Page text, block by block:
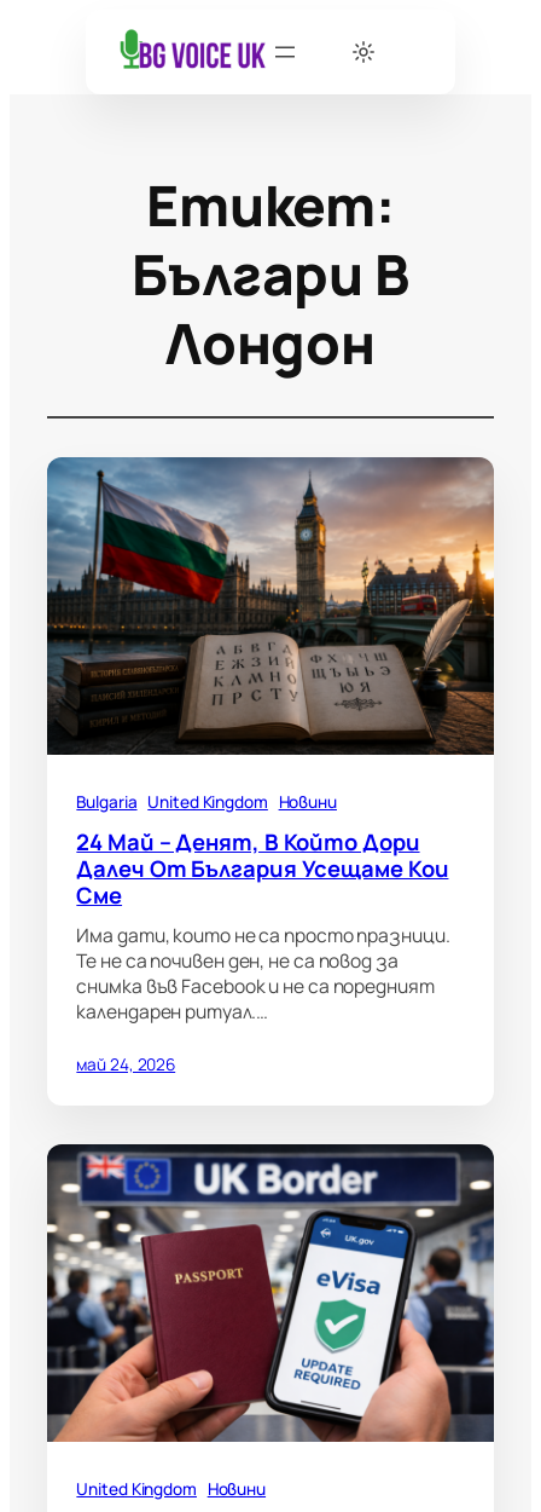
Етикет:
Българи В
Лондон
Bulgaria United Kingdom Новини
24 Май – Денят, В Който Дори
Далеч От България Усещаме Кои
Сме
Има дати, които не са просто празници.
Те не са почивен ден, не са повод за
снимка във Facebook и не са поредният
календарен ритуал.…
май 24, 2026
United Kingdom Новини